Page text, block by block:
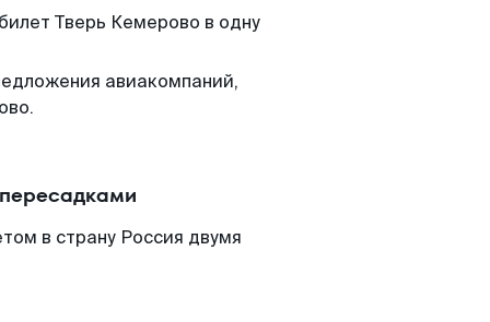
Тверь Кемерово в одну
авиакомпаний,
в страну Россия двумя